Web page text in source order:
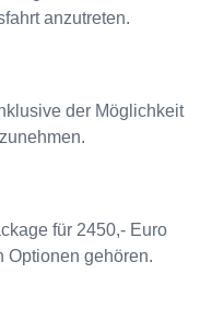
anzutreten.
der Möglichkeit
für 2450,- Euro
Optionen gehören.